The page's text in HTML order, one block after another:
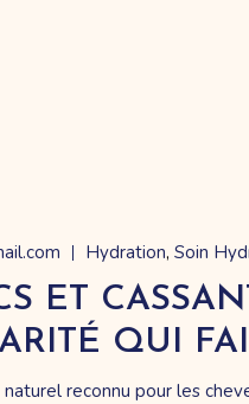
Hydration Soin
ET
QUI
reconnu pour les